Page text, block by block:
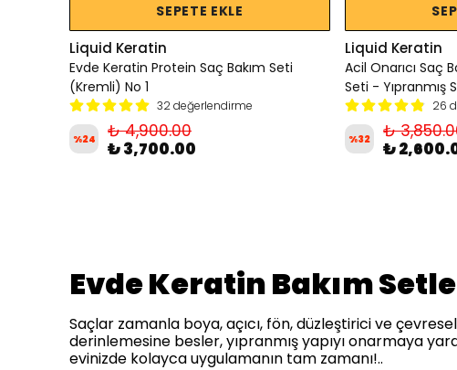
SEPETE EKLE
Liquid Keratin
Evde Keratin Protein Saç Bakım Seti
(Kremli) No 1
32 değerlendirme
%24
₺ 4,900.00
₺ 3,700.00
Liquid Keratin
Acil Onarıcı Saç
Seti - Yıpranmış
26
%32
₺
₺
Evde Keratin Bakım
Saçlar zamanla boya, açıcı, fön, düzleştirici ve
derinlemesine besler, yıpranmış yapıyı onarmaya
evinizde kolayca uygulamanın tam zamanı!..